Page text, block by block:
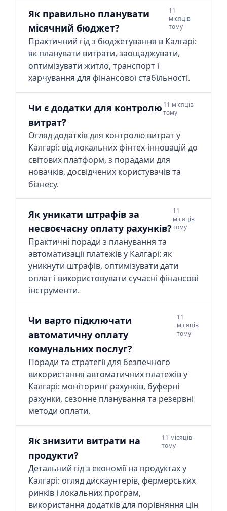
Як правильно планувати
місячний бюджет?
11
місяців
тому
Практичний гід з бюджетування в Калгарі:
як планувати витрати, заощаджувати,
оптимізувати житло, транспорт і
харчування для фінансової стабільності.
Чи є додатки для контролю
витрат?
11 місяців
тому
Огляд додатків для контролю витрат у
Калгарі: від локальних фінтех-інновацій до
світових платформ, з порадами для
новачків, досвідчених користувачів та
бізнесу.
Як уникати штрафів за
несвоєчасну оплату рахунків?
11
місяців
тому
Практичні поради з планування та
автоматизації платежів у Калгарі: як
уникнути штрафів, оптимізувати дати
оплат і використовувати сучасні фінансові
інструменти.
Чи варто підключати
автоматичну оплату
комунальних послуг?
11
місяців
тому
Поради та стратегії для безпечного
використання автоматичних платежів у
Калгарі: моніторинг рахунків, буферні
рахунки, сезонне планування та резервні
методи оплати.
Як знизити витрати на
продукти?
11 місяців
тому
Детальний гід з економії на продуктах у
Калгарі: огляд дискаунтерів, фермерських
ринків і локальних програм,
використання додатків для порівняння цін